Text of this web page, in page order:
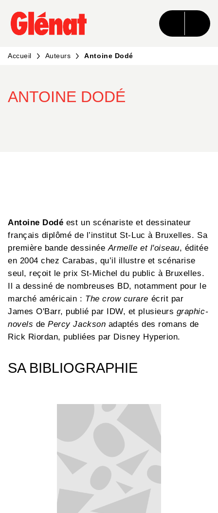
MENU RECHERCHE CONTENU
PIED DE PAGE
Accueil Auteurs Antoine Dodé
ANTOINE DODÉ
Antoine Dodé est un scénariste et dessinateur
français diplômé de l’institut St-Luc à Bruxelles. Sa
première bande dessinéeArmelle et l'oiseau, éditée
en 2004 chez Carabas, qu’il illustre et scénarise
seul, reçoit le prix St-Michel du public à Bruxelles.
Il a dessiné de nombreuses BD, notamment pour le
marché américain : The crow curare écrit par
James O'Barr, publié par IDW, et plusieurs graphic-
novels de Percy Jackson adaptés des romans de
Rick Riordan, publiées par Disney Hyperion.
SA BIBLIOGRAPHIE